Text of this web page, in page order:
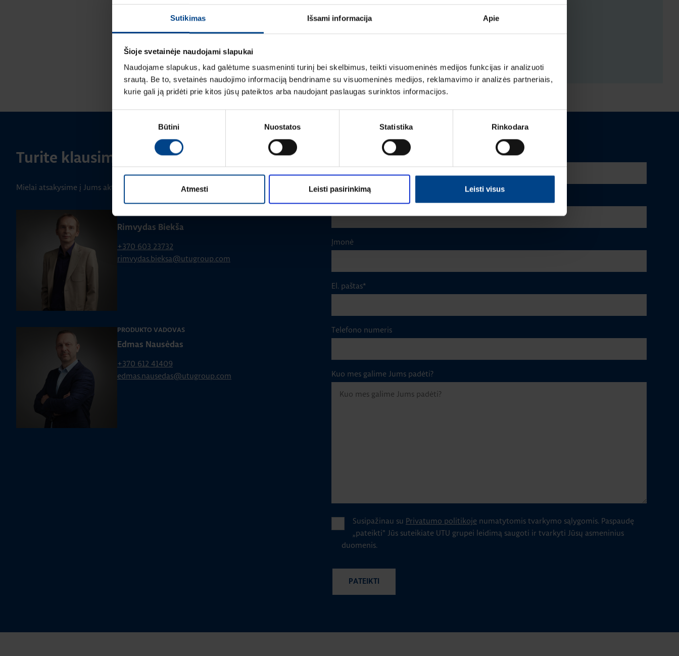
Sutikimas Išsami informacija Apie
Šioje svetainėje naudojami slapukai
Naudojame slapukus, kad galėtume suasmeninti turinį bei skelbimus, teikti visuomeninės medijos funkcijas ir analizuoti
srautą. Be to, svetainės naudojimo informaciją bendriname su visuomeninės medijos, reklamavimo ir analizės partneriais,
kurie gali ją pridėti prie kitos jūsų pateiktos arba naudojant paslaugas surinktos informacijos.
Būtini Nuostatos Statistika Rinkodara
Atmesti Leisti pasirinkimą Leisti visus
Turite klausimų? Susisiekite
Mielai atsakysime į Jums aktualius klausimus.
Rimvydas Biekša
+370 603 23732
rimvydas.bieksa@utugroup.com
PRODUKTO VADOVAS
Edmas Nausėdas
+370 612 41409
edmas.nausedas@utugroup.com
Įmonė
El. paštas*
Telefono numeris
Kuo mes galime Jums padėti?
Susipažinau su Privatumo politikoje numatytomis tvarkymo sąlygomis. Paspaudę
„pateikti" Jūs suteikiate UTU grupei leidimą saugoti ir tvarkyti Jūsų asmeninius
duomenis.